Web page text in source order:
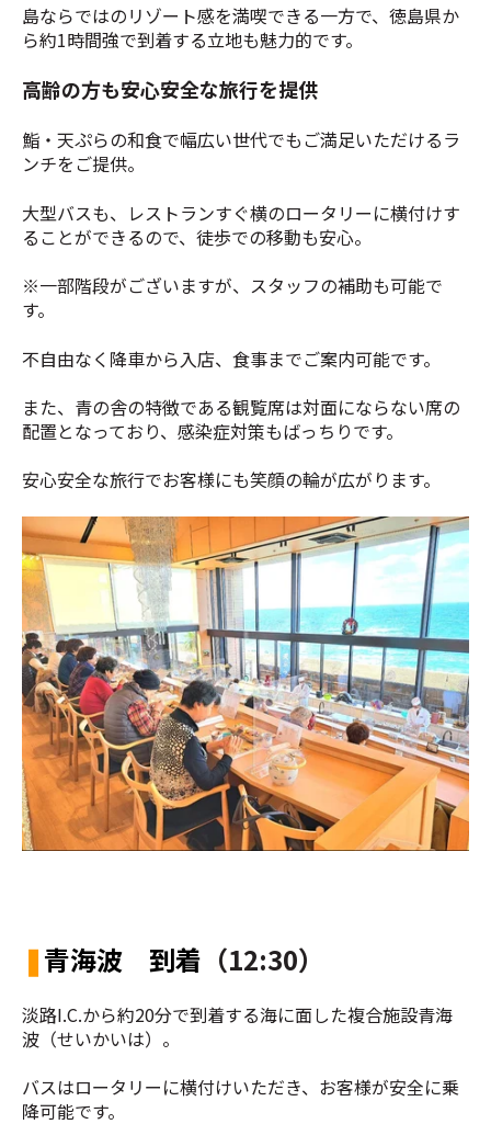
島ならではのリゾート感を満喫できる一方で、徳島県か
ら約1時間強で到着する立地も魅力的です。
高齢の方も安心安全な旅行を提供
鮨・天ぷらの和食で幅広い世代でもご満足いただけるラ
ンチをご提供。
大型バスも、レストランすぐ横のロータリーに横付けす
ることができるので、徒歩での移動も安心。
※一部階段がございますが、スタッフの補助も可能で
す。
不自由なく降車から入店、食事までご案内可能です。
また、青の舎の特徴である観覧席は対面にならない席の
配置となっており、感染症対策もばっちりです。
安心安全な旅行でお客様にも笑顔の輪が広がります。
❚青海波 到着 （12:30）
淡路I.C.から約20分で到着する海に面した複合施設青海
波（せいかいは）。
バスはロータリーに横付けいただき、お客様が安全に乗
降可能です。